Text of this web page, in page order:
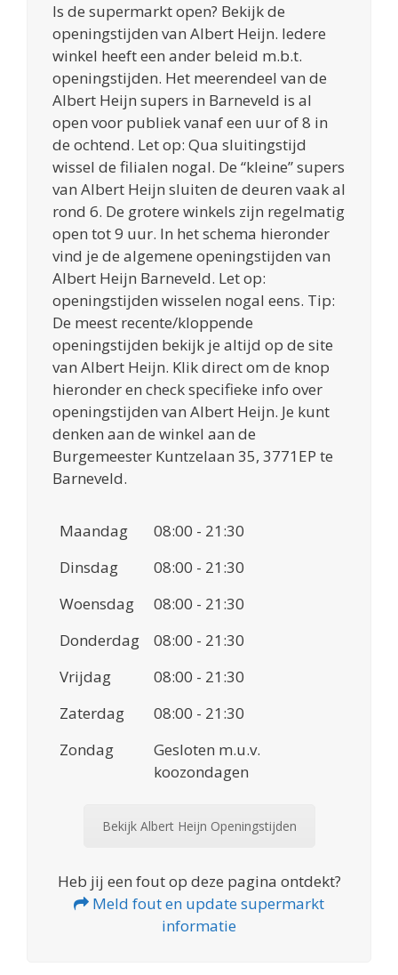
Is de supermarkt open? Bekijk de
openingstijden van Albert Heijn. Iedere
winkel heeft een ander beleid m.b.t.
openingstijden. Het meerendeel van de
Albert Heijn supers in Barneveld is al
open voor publiek vanaf een uur of 8 in
de ochtend. Let op: Qua sluitingstijd
wissel de filialen nogal. De “kleine” supers
van Albert Heijn sluiten de deuren vaak al
rond 6. De grotere winkels zijn regelmatig
open tot 9 uur. In het schema hieronder
vind je de algemene openingstijden van
Albert Heijn Barneveld. Let op:
openingstijden wisselen nogal eens. Tip:
De meest recente/kloppende
openingstijden bekijk je altijd op de site
van Albert Heijn. Klik direct om de knop
hieronder en check specifieke info over
openingstijden van Albert Heijn. Je kunt
denken aan de winkel aan de
Burgemeester Kuntzelaan 35, 3771EP te
Barneveld.
Maandag
08:00 - 21:30
Dinsdag
08:00 - 21:30
Woensdag
08:00 - 21:30
Donderdag
08:00 - 21:30
Vrijdag
08:00 - 21:30
Zaterdag
08:00 - 21:30
Zondag
Gesloten m.u.v.
koozondagen
Bekijk Albert Heijn Openingstijden
Heb jij een fout op deze pagina ontdekt?
Meld fout en update supermarkt
informatie